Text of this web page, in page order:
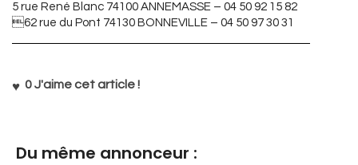
5 rue René Blanc 74100 ANNEMASSE – 04 50 92 15 82
62 rue du Pont 74130 BONNEVILLE – 04 50 97 30 31
0J'aime cet article !
Du même annonceur :